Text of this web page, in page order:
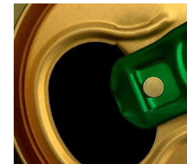
Abrys